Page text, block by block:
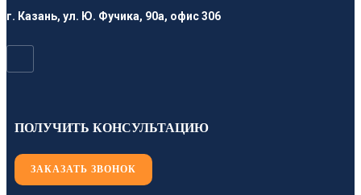
г. Казань, ул. Ю. Фучика, 90а, офис 306
ПОЛУЧИТЬ КОНСУЛЬТАЦИЮ
ЗАКАЗАТЬ ЗВОНОК